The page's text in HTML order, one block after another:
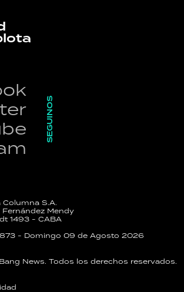
SEGUINOS
S.A.
Fernández Mendy
1493 - CABA
- Domingo 09 de Agosto 2026
News. Todos los derechos reservados.